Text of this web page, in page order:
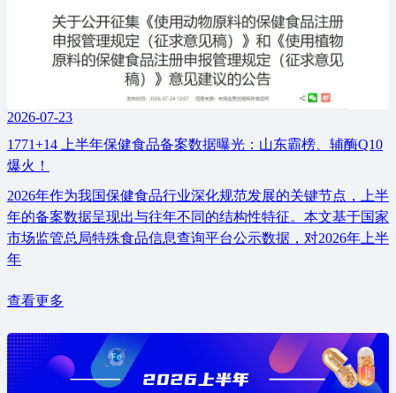
2026-07-23
1771+14 上半年保健食品备案数据曝光：山东霸榜、辅酶Q10
爆火！
2026年作为我国保健食品行业深化规范发展的关键节点，上半
年的备案数据呈现出与往年不同的结构性特征。本文基于国家
市场监管总局特殊食品信息查询平台公示数据，对2026年上半
年
查看更多